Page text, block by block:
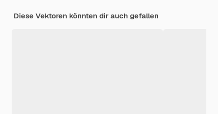
Diese Vektoren könnten dir auch gefallen